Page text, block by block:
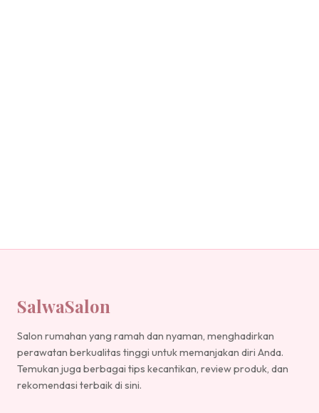
SalwaSalon
Salon rumahan yang ramah dan nyaman, menghadirkan
perawatan berkualitas tinggi untuk memanjakan diri Anda.
Temukan juga berbagai tips kecantikan, review produk, dan
rekomendasi terbaik di sini.